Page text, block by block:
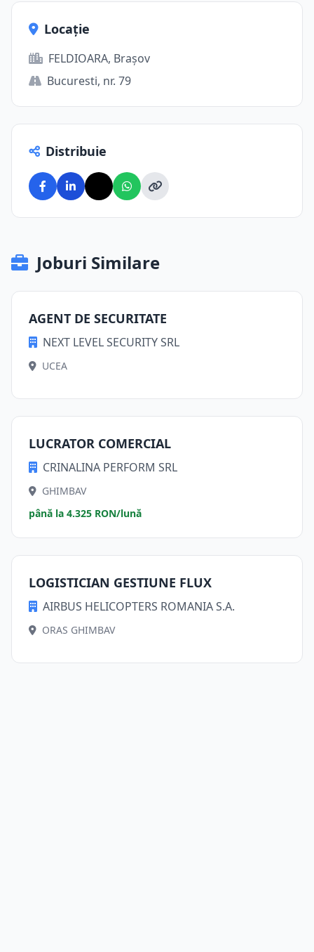
Locație
FELDIOARA, Brașov
Bucuresti, nr. 79
Distribuie
Joburi Similare
AGENT DE SECURITATE
NEXT LEVEL SECURITY SRL
UCEA
LUCRATOR COMERCIAL
CRINALINA PERFORM SRL
GHIMBAV
până la 4.325 RON/lună
LOGISTICIAN GESTIUNE FLUX
AIRBUS HELICOPTERS ROMANIA S.A.
ORAS GHIMBAV